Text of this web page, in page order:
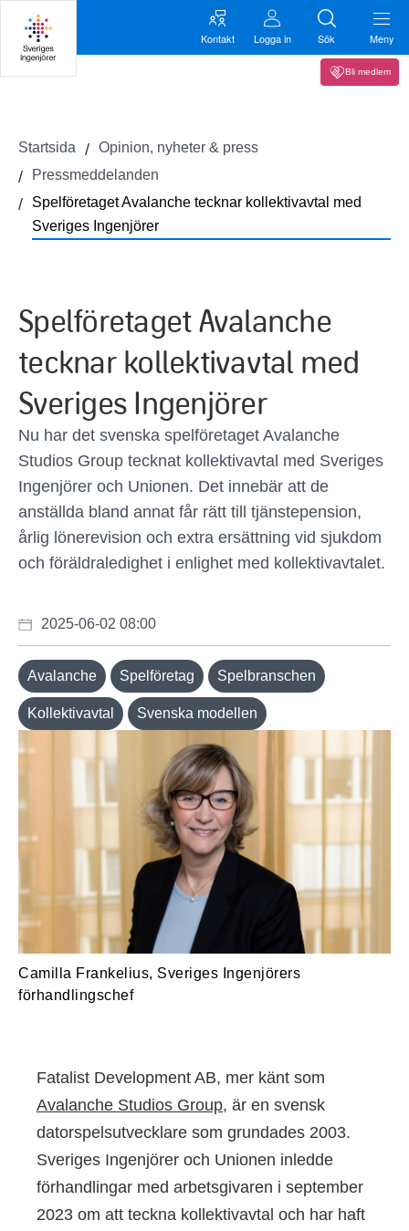
Kontakt Logga in Sök Meny
Bli medlem
Startsida
Opinion, nyheter & press
Pressmeddelanden
Spelföretaget Avalanche tecknar kollektivavtal med
Sveriges Ingenjörer
Spelföretaget Avalanche
tecknar kollektivavtal med
Sveriges Ingenjörer
Nu har det svenska spelföretaget Avalanche
Studios Group tecknat kollektivavtal med Sveriges
Ingenjörer och Unionen. Det innebär att de
anställda bland annat får rätt till tjänstepension,
årlig lönerevision och extra ersättning vid sjukdom
och föräldraledighet i enlighet med kollektivavtalet.
2025-06-02 08:00
Avalanche Spelföretag Spelbranschen
Kollektivavtal Svenska modellen
Camilla Frankelius, Sveriges Ingenjörers
förhandlingschef
Fatalist Development AB, mer känt som
Avalanche Studios Group, är en svensk
datorspelsutvecklare som grundades 2003.
Sveriges Ingenjörer och Unionen inledde
förhandlingar med arbetsgivaren i september
2023 om att teckna kollektivavtal och har haft